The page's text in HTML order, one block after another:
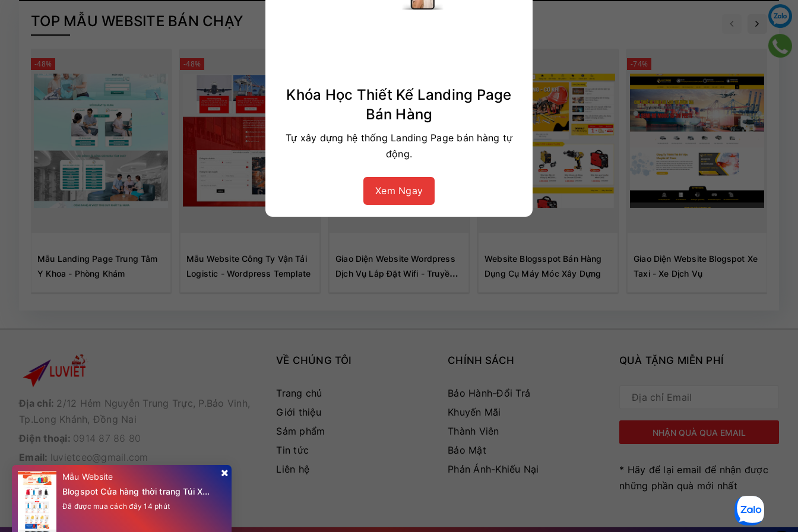
TOP MẪU WEBSITE BÁN CHẠY
-48%
Mẫu Landing Page Trung Tâm
Y Khoa - Phòng Khám
-48%
Mẫu Website Công Ty Vận Tải
Logistic - Wordpress Template
Giao Diện Website Wordpress
Dịch Vụ Lắp Đặt Wifi - Truyền
Website Blogsspot Bán Hàng
Dụng Cụ Máy Móc Xây Dựng
-74%
Giao Diện Website Blogspot Xe
Taxi - Xe Dịch Vụ
Địa chỉ: 2/12 Hẻm Nguyễn Trung Trực, P.Bảo Vinh,
Tp.Long Khánh, Đồng Nai
Điện thoại: 0914 87 86 80
Email: luvietceo@gmail.com
VỀ CHÚNG TÔI
Trang chủ
Giới thiệu
Sảm phẩm
Tin tức
Liên hệ
CHÍNH SÁCH
Bảo Hành-Đổi Trả
Khuyến Mãi
Thành Viên
Bảo Mật
Phản Ánh-Khiếu Nại
QUÀ TẶNG MIỄN PHÍ
* Hãy để lại email để nhận được
những phần quà mới nhất
Mẫu Website
Blogspot Cửa hàng thời trang Túi Xách-Vali Du Lịch
Đã được mua cách đây 14 phút
Khóa Học Thiết Kế Landing Page
Bán Hàng
Tự xây dựng hệ thống Landing Page bán hàng tự
động.
Xem Ngay